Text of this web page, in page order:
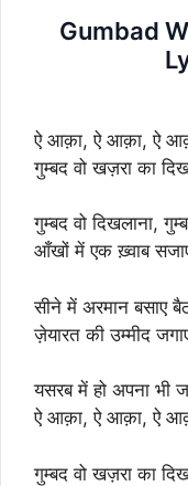
Gumbad
ऐ आक़ा, ऐ आक़ा, ऐ
गुम्बद वो खज़रा का
गुम्बद वो दिखलाना,
आँखों में एक ख़्वाब
सीने में अरमान बसाए
ज़ेयारत की उम्मीद
यसरब में हो अपना भी
ऐ आक़ा, ऐ आक़ा, ऐ
गुम्बद वो खज़रा का